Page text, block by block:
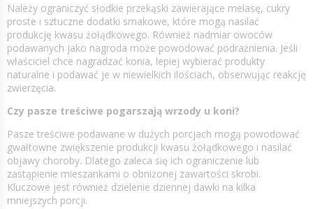
Należy ograniczyć słodkie przekąski zawierające melasę, cukry
proste i sztuczne dodatki smakowe, które mogą nasilać
produkcję kwasu żołądkowego. Również nadmiar owoców
podawanych jako nagroda może powodować podrażnienia. Jeśli
właściciel chce nagradzać konia, lepiej wybierać produkty
naturalne i podawać je w niewielkich ilościach, obserwując reakcję
zwierzęcia.
Czy pasze treściwe pogarszają wrzody u koni?
Pasze treściwe podawane w dużych porcjach mogą powodować
gwałtowne zwiększenie produkcji kwasu żołądkowego i nasilać
objawy choroby. Dlatego zaleca się ich ograniczenie lub
zastąpienie mieszankami o obniżonej zawartości skrobi.
Kluczowe jest również dzielenie dziennej dawki na kilka
mniejszych porcji.